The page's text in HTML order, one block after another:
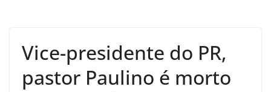
Vice-presidente do PR,
pastor Paulino é morto